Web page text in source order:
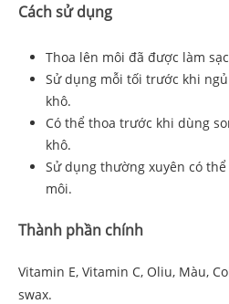
Cách sử dụng
Thoa lên môi đã được làm
Sử dụng mỗi tối trước khi
khô.
Có thể thoa trước khi dùng
khô.
Sử dụng thường xuyên có
môi.
Thành phần chính
Vitamin E, Vitamin C, Oliu, Màu,
swax.